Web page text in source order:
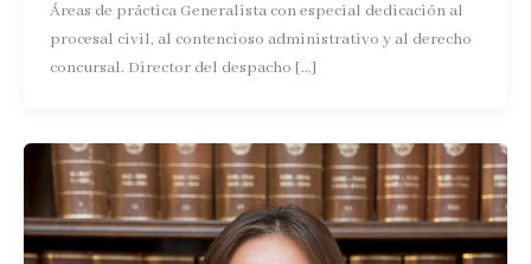
Áreas de práctica Generalista con especial dedicación al
procesal civil, al contencioso administrativo y al derecho
concursal. Director del despacho […]